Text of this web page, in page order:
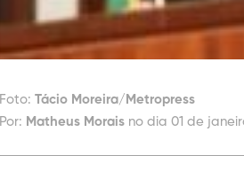
Foto: Tácio Moreira/Metropress
Por: Matheus Morais no dia 01 de